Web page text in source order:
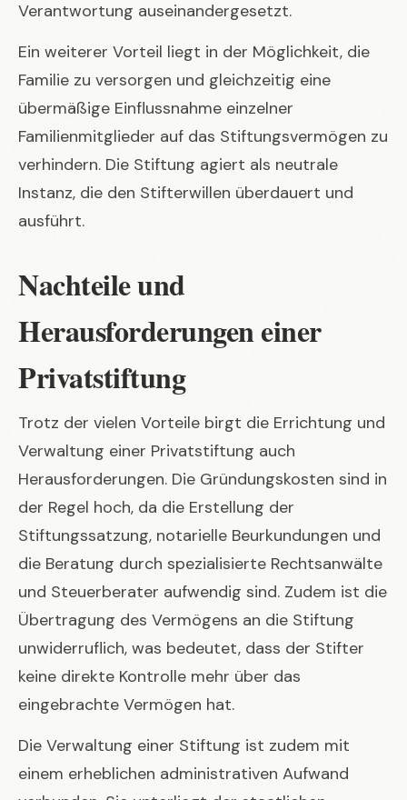
Verantwortung auseinandergesetzt.
Ein weiterer Vorteil liegt in der Möglichkeit, die
Familie zu versorgen und gleichzeitig eine
übermäßige Einflussnahme einzelner
Familienmitglieder auf das Stiftungsvermögen zu
verhindern. Die Stiftung agiert als neutrale
Instanz, die den Stifterwillen überdauert und
ausführt.
Nachteile und
Herausforderungen einer
Privatstiftung
Trotz der vielen Vorteile birgt die Errichtung und
Verwaltung einer Privatstiftung auch
Herausforderungen. Die Gründungskosten sind in
der Regel hoch, da die Erstellung der
Stiftungssatzung, notarielle Beurkundungen und
die Beratung durch spezialisierte Rechtsanwälte
und Steuerberater aufwendig sind. Zudem ist die
Übertragung des Vermögens an die Stiftung
unwiderruflich, was bedeutet, dass der Stifter
keine direkte Kontrolle mehr über das
eingebrachte Vermögen hat.
Die Verwaltung einer Stiftung ist zudem mit
einem erheblichen administrativen Aufwand